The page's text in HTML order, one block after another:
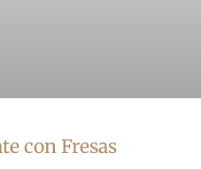
con Fresas